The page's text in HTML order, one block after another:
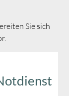
Sie sich